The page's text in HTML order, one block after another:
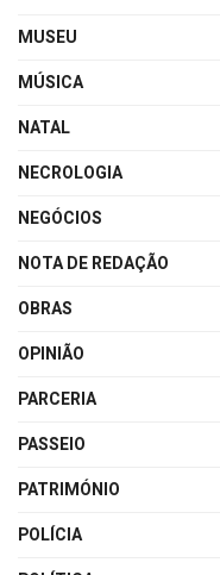
MUSEU
MÚSICA
NATAL
NECROLOGIA
NEGÓCIOS
NOTA DE REDAÇÃO
OBRAS
OPINIÃO
PARCERIA
PASSEIO
PATRIMÓNIO
POLÍCIA